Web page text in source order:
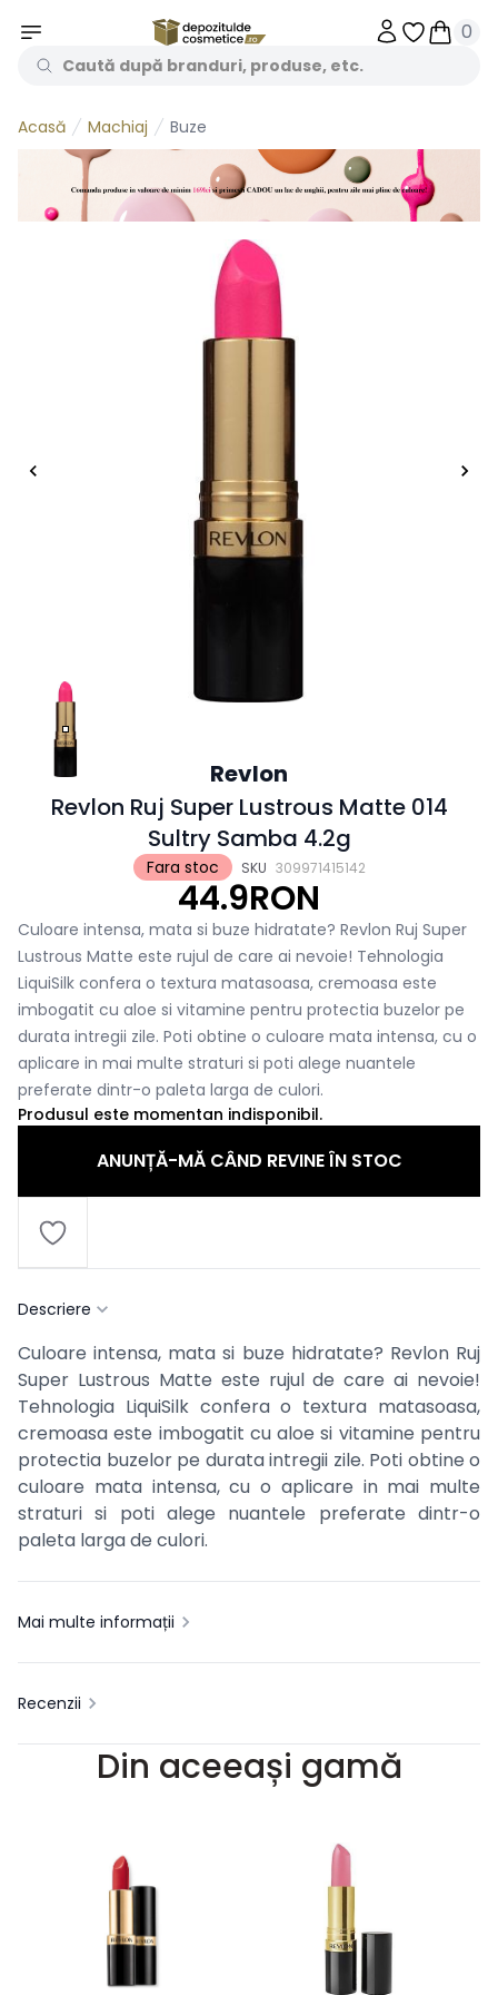
Obiecte
0
Acasă Machiaj Buze
Fara stoc SKU 309971415142
Revlon
Revlon Ruj Super Lustrous Matte 014
Sultry Samba 4.2g
44.9RON
Culoare intensa, mata si buze hidratate? Revlon Ruj Super
Lustrous Matte este rujul de care ai nevoie! Tehnologia
LiquiSilk confera o textura matasoasa, cremoasa este
imbogatit cu aloe si vitamine pentru protectia buzelor pe
durata intregii zile. Poti obtine o culoare mata intensa, cu o
aplicare in mai multe straturi si poti alege nuantele
preferate dintr-o paleta larga de culori.
Produsul este momentan indisponibil.
ANUNȚĂ-MĂ CÂND REVINE ÎN STOC
Descriere
Culoare intensa, mata si buze hidratate? Revlon Ruj
Super Lustrous Matte este rujul de care ai nevoie!
Tehnologia LiquiSilk confera o textura matasoasa,
cremoasa este imbogatit cu aloe si vitamine pentru
protectia buzelor pe durata intregii zile. Poti obtine o
culoare mata intensa, cu o aplicare in mai multe
straturi si poti alege nuantele preferate dintr-o
paleta larga de culori.
Mai multe informații
Recenzii
Din aceeași gamă